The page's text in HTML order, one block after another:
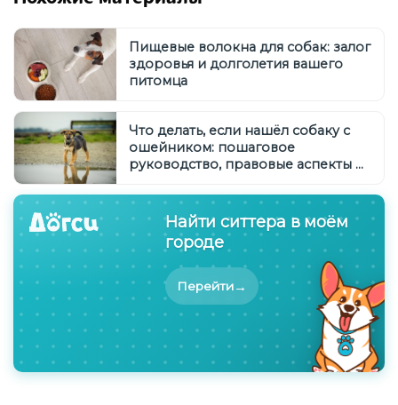
Пищевые волокна для собак: залог
здоровья и долголетия вашего
питомца
Что делать, если нашёл собаку с
ошейником: пошаговое
руководство, правовые аспекты и
Найти ситтера в моём
городе
Перейти→